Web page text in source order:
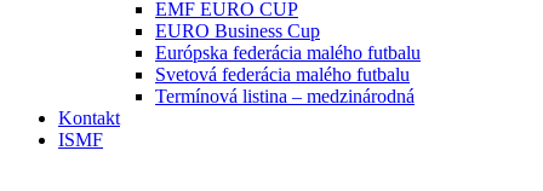
EMF EURO CUP
EURO Business Cup
Európska federácia malého futbalu
Svetová federácia malého futbalu
Termínová listina – medzinárodná
Kontakt
ISMF